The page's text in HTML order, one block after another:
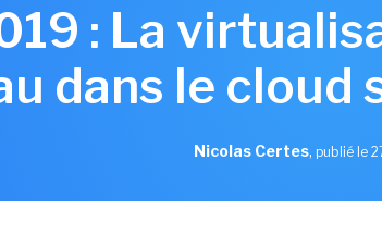
: La
dans le cloud
Nicolas Certes, publié le